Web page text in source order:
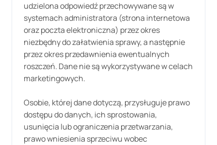
udzielona odpowiedź przechowywane są w
systemach administratora (strona internetowa
oraz poczta elektroniczna) przez okres
niezbędny do załatwienia sprawy, a następnie
przez okres przedawnienia ewentualnych
roszczeń. Dane nie są wykorzystywane w celach
marketingowych.
Osobie, której dane dotyczą, przysługuje prawo
dostępu do danych, ich sprostowania,
usunięcia lub ograniczenia przetwarzania,
prawo wniesienia sprzeciwu wobec